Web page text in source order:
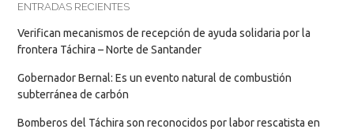
ENTRADAS RECIENTES
Verifican mecanismos de recepción de ayuda solidaria por la
frontera Táchira – Norte de Santander
Gobernador Bernal: Es un evento natural de combustión
subterránea de carbón
Bomberos del Táchira son reconocidos por labor rescatista en